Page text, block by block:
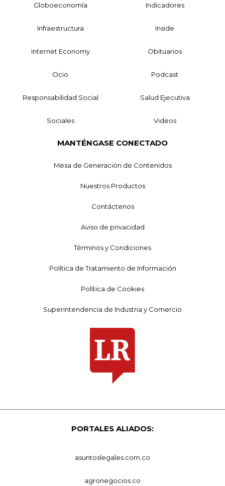
Globoeconomía Indicadores
Infraestructura Inside
Internet Economy Obituarios
Ocio Podcast
Responsabilidad Social Salud Ejecutiva
Sociales Videos
MANTÉNGASE CONECTADO
Mesa de Generación de Contenidos
Nuestros Productos
Contáctenos
Aviso de privacidad
Términos y Condiciones
Política de Tratamiento de Información
Política de Cookies
Superintendencia de Industria y Comercio
PORTALES ALIADOS:
asuntoslegales.com.co
agronegocios.co